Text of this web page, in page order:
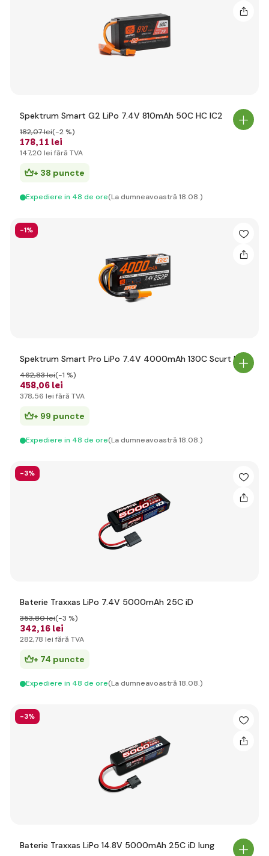
Spektrum Smart G2 LiPo 7.4V 810mAh 50C HC IC2
178,11 lei
182,07 lei(-2 %)
147,20 lei fără TVA
+ 38 puncte
Expediere in 48 de ore(La dumneavoastră 18.08.)
-1%
Spektrum Smart Pro LiPo 7.4V 4000mAh 130C Scurt IC5
458,06 lei
462,83 lei(-1 %)
378,56 lei fără TVA
+ 99 puncte
Expediere in 48 de ore(La dumneavoastră 18.08.)
-3%
Baterie Traxxas LiPo 7.4V 5000mAh 25C iD
342,16 lei
353,80 lei(-3 %)
282,78 lei fără TVA
+ 74 puncte
Expediere in 48 de ore(La dumneavoastră 18.08.)
-3%
Baterie Traxxas LiPo 14.8V 5000mAh 25C iD lung